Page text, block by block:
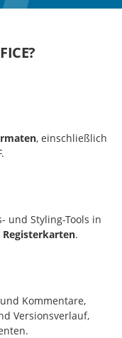
, einschließlich
und Styling-Tools in
.
Kommentare,
Versionsverlauf,